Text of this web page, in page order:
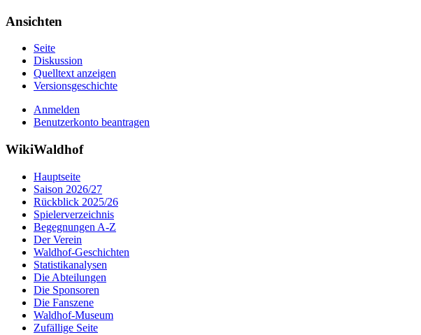
Ansichten
Seite
Diskussion
Quelltext anzeigen
Versionsgeschichte
Anmelden
Benutzerkonto beantragen
WikiWaldhof
Hauptseite
Saison 2026/27
Rückblick 2025/26
Spielerverzeichnis
Begegnungen A-Z
Der Verein
Waldhof-Geschichten
Statistikanalysen
Die Abteilungen
Die Sponsoren
Die Fanszene
Waldhof-Museum
Zufällige Seite